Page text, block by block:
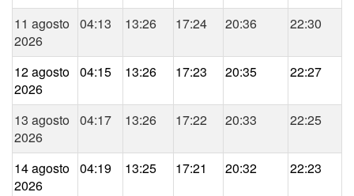
11 agosto
2026
04:13 13:26 17:24 20:36 22:30
12 agosto
2026
04:15 13:26 17:23 20:35 22:27
13 agosto
2026
04:17 13:26 17:22 20:33 22:25
14 agosto
2026
04:19 13:25 17:21 20:32 22:23